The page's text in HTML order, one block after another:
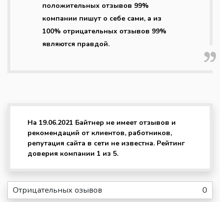
положительных отзывов 99%
компании пишут о себе сами, а из
100% отрицательных отзывов 99%
являются правдой.
На 19.06.2021 Байтнер не имеет отзывов и
рекомендаций от клиентов, работников,
репутация сайта в сети не известна. Рейтинг
доверия компании 1 из 5.
Отрицательных озывов 0